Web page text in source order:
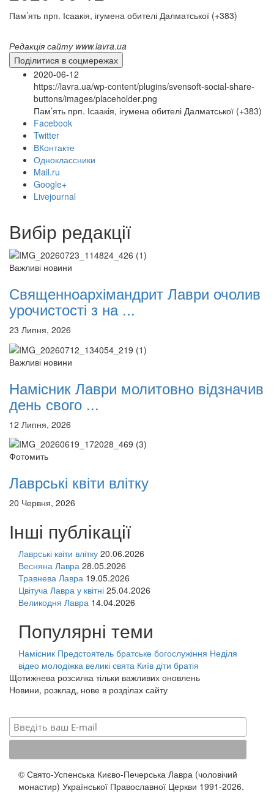
онлайн трансляції
Веб-камери
12 сентября 2015Название трансляции
12 сентября 2015Название трансляции
12 сентября 2015
12 сентября 2015Название трансляции
12 сентября 2015Название трансляции
12 сентября 2015Название трансляции
12 сентября 2015
Перейти до архіву
Пам’ять прп. Ісаакія, ігумена обителі Далматської (+383)
Редакція сайту www.lavra.ua
Поділитися в соцмережах
2020-06-12
https://lavra.ua/wp-content/plugins/svensoft-social-share-
buttons/images/placeholder.png
Пам’ять прп. Ісаакія, ігумена обителі Далматської (+383)
Facebook
Twitter
ВКонтакте
Одноклассники
Mail.ru
Google+
Livejournal
Вибір редакції
Важливі новини
Священноархімандрит Лаври очолив
урочистості з на ...
23 Липня, 2026
Важливі новини
Намісник Лаври молитовно відзначив
день свого ...
12 Липня, 2026
Фотомить
Лаврські квіти влітку
20 Червня, 2026
Інші публікації
Лаврські квіти влітку 20.06.2026
Весняна Лавра 28.05.2026
Травнева Лавра 19.05.2026
Цвітуча Лавра у квітні 25.04.2026
Великодня Лавра 14.04.2026
Популярні теми
Намісник Предстоятель братське богослужіння Неділя
відео молодіжка великі свята Київ діти братія
Щотижнева розсилка тільки важливих оновлень
Новини, розклад, нове в розділах сайту
© Свято-Успенська Києво-Печерська Лавра (чоловічий
монастир) Української Православної Церкви 1991-2026.